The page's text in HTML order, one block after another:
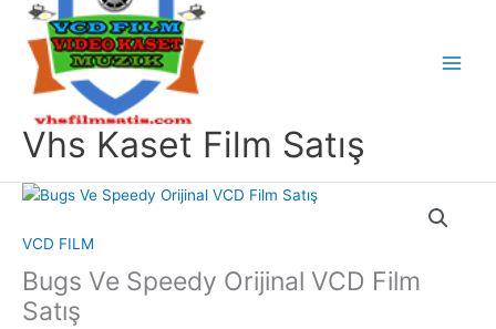
Vhs Kaset Film Satış
VCD FILM
Bugs Ve Speedy Orijinal VCD Film
Satış